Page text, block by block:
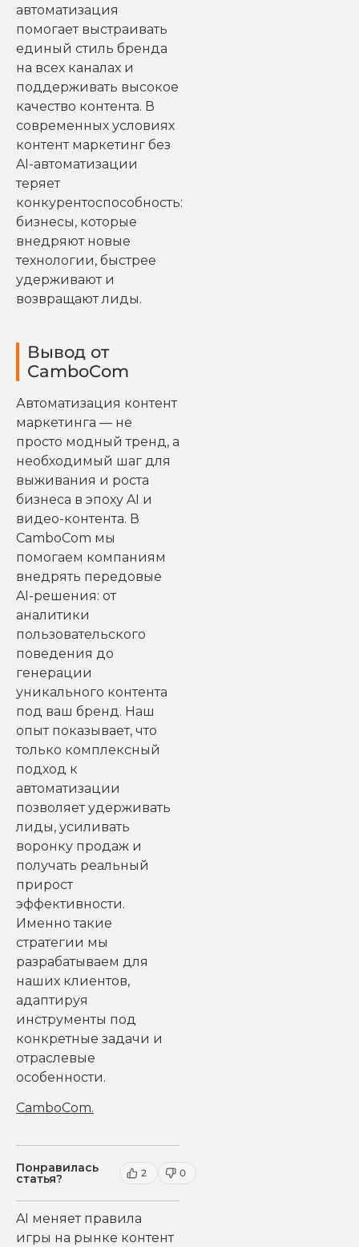
автоматизация
помогает выстраивать
единый стиль бренда
на всех каналах и
поддерживать высокое
качество контента. В
современных условиях
контент маркетинг без
AI-автоматизации
теряет
конкурентоспособность:
бизнесы, которые
внедряют новые
технологии, быстрее
удерживают и
возвращают лиды.
Вывод от
CamboCom
Автоматизация контент
маркетинга — не
просто модный тренд, а
необходимый шаг для
выживания и роста
бизнеса в эпоху AI и
видео-контента. В
CamboCom мы
помогаем компаниям
внедрять передовые
AI-решения: от
аналитики
пользовательского
поведения до
генерации
уникального контента
под ваш бренд. Наш
опыт показывает, что
только комплексный
подход к
автоматизации
позволяет удерживать
лиды, усиливать
воронку продаж и
получать реальный
прирост
эффективности.
Именно такие
стратегии мы
разрабатываем для
наших клиентов,
адаптируя
инструменты под
конкретные задачи и
отраслевые
особенности.
CamboCom.
Понравилась
статья? 2 0
AI меняет правила
игры на рынке контент